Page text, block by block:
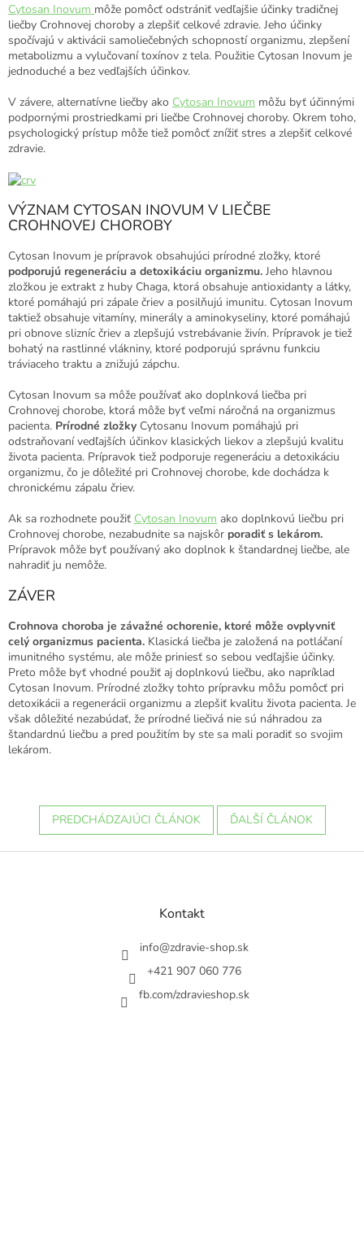
Cytosan Inovum môže pomôcť odstrániť vedľajšie účinky tradičnej
liečby Crohnovej choroby a zlepšiť celkové zdravie. Jeho účinky
spočívajú v aktivácii samoliečebných schopností organizmu, zlepšení
metabolizmu a vylučovaní toxínov z tela. Použitie Cytosan Inovum je
jednoduché a bez vedľajších účinkov.
V závere, alternatívne liečby ako Cytosan Inovum môžu byť účinnými
podpornými prostriedkami pri liečbe Crohnovej choroby. Okrem toho,
psychologický prístup môže tiež pomôcť znížiť stres a zlepšiť celkové
zdravie.
VÝZNAM CYTOSAN INOVUM V LIEČBE
CROHNOVEJ CHOROBY
Cytosan Inovum je prípravok obsahujúci prírodné zložky, ktoré
podporujú regeneráciu a detoxikáciu organizmu. Jeho hlavnou
zložkou je extrakt z huby Chaga, ktorá obsahuje antioxidanty a látky,
ktoré pomáhajú pri zápale čriev a posilňujú imunitu. Cytosan Inovum
taktiež obsahuje vitamíny, minerály a aminokyseliny, ktoré pomáhajú
pri obnove slizníc čriev a zlepšujú vstrebávanie živín. Prípravok je tiež
bohatý na rastlinné vlákniny, ktoré podporujú správnu funkciu
tráviaceho traktu a znižujú zápchu.
Cytosan Inovum sa môže používať ako doplnková liečba pri
Crohnovej chorobe, ktorá môže byť veľmi náročná na organizmus
pacienta. Prírodné zložky Cytosanu Inovum pomáhajú pri
odstraňovaní vedľajších účinkov klasických liekov a zlepšujú kvalitu
života pacienta. Prípravok tiež podporuje regeneráciu a detoxikáciu
organizmu, čo je dôležité pri Crohnovej chorobe, kde dochádza k
chronickému zápalu čriev.
Ak sa rozhodnete použiť Cytosan Inovum ako doplnkovú liečbu pri
Crohnovej chorobe, nezabudnite sa najskôr poradiť s lekárom.
Prípravok môže byť používaný ako doplnok k štandardnej liečbe, ale
nahradiť ju nemôže.
ZÁVER
Crohnova choroba je závažné ochorenie, ktoré môže ovplyvniť
celý organizmus pacienta. Klasická liečba je založená na potláčaní
imunitného systému, ale môže priniesť so sebou vedľajšie účinky.
Preto môže byť vhodné použiť aj doplnkovú liečbu, ako napríklad
Cytosan Inovum. Prírodné zložky tohto prípravku môžu pomôcť pri
detoxikácii a regenerácii organizmu a zlepšiť kvalitu života pacienta. Je
však dôležité nezabúdať, že prírodné liečivá nie sú náhradou za
štandardnú liečbu a pred použitím by ste sa mali poradiť so svojim
lekárom.
PREDCHÁDZAJÚCI ČLÁNOK ĎALŠÍ ČLÁNOK
Z
Kontakt
info@zdravie-shop.sk
+421 907 060 776
fb.com/zdravieshop.sk